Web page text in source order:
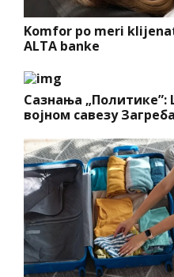
Komfor po meri
ALTA banke
Сазнања „Политике”:
војном савезу